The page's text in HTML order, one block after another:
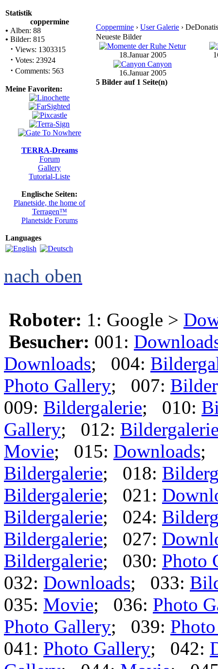
Statistik
coppermine
• Alben: 88
• Bilder: 815
· Views: 1303315
· Votes: 23924
· Comments: 563
Meine Favoriten:
TERRA-Dreams
Forum
Gallery
Tutorial-Liste
Englische Seiten:
Planetside, the home of
Terragen™
Planetside Forums
Languages
Coppermine › User Galerie ›
Neueste Bilder
18.Januar 2005
16.Januar 2005
5 Bilder auf 1 Seite(n)
nach oben
Roboter: 1: Google >
Besucher: 001:
Downloads; 004:
Photo Gallery; 007:
009: Bildergalerie; 010:
Gallery; 012:
Movie; 015: Downloads;
Bildergalerie; 018:
Bildergalerie; 021:
Bildergalerie; 024:
Bildergalerie; 027:
Bildergalerie; 030: Photo
032: Downloads; 033:
035: Movie; 036: Photo
Photo Gallery; 039:
041: Photo Gallery; 042: